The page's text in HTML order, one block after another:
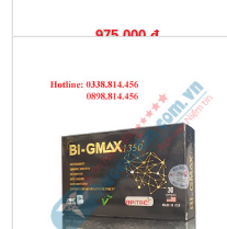
Chuyên
Tin
Làm
đẹp
và
975,000 đ